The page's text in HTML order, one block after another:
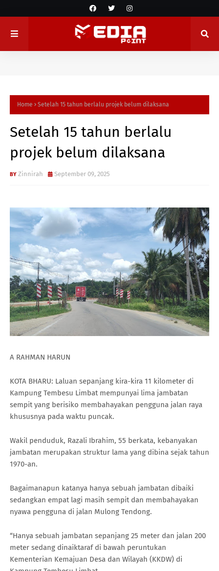
Home Setelah 15 tahun berlalu projek belum dilaksana
Setelah 15 tahun berlalu
projek belum dilaksana
Zinnirah September 09, 2025
A RAHMAN HARUN
KOTA BHARU: Laluan sepanjang kira-kira 11 kilometer di
Kampung Tembesu Limbat mempunyai lima jambatan
sempit yang berisiko membahayakan pengguna jalan raya
khususnya pada waktu puncak.
Wakil penduduk, Razali Ibrahim, 55 berkata, kebanyakan
jambatan merupakan struktur lama yang dibina sejak tahun
1970-an.
Bagaimanapun katanya hanya sebuah jambatan dibaiki
sedangkan empat lagi masih sempit dan membahayakan
nyawa pengguna di jalan Mulong Tendong.
“Hanya sebuah jambatan sepanjang 25 meter dan jalan 200
meter sedang dinaiktaraf di bawah peruntukan
Kementerian Kemajuan Desa dan Wilayah (KKDW) di